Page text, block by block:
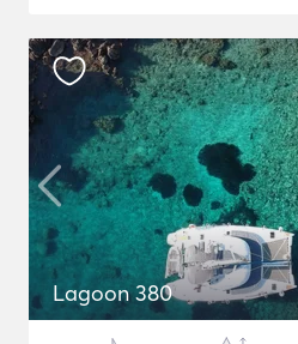
Lagoon 380